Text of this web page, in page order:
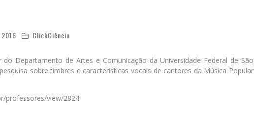
ClickCiência
Departamento de Artes e Comunicação da Universidade Federal de São
sobre timbres e características vocais de cantores da Música Popular
professores/view/2824